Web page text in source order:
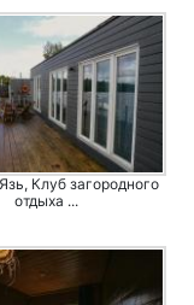
Клуб загородного
отдыха ...